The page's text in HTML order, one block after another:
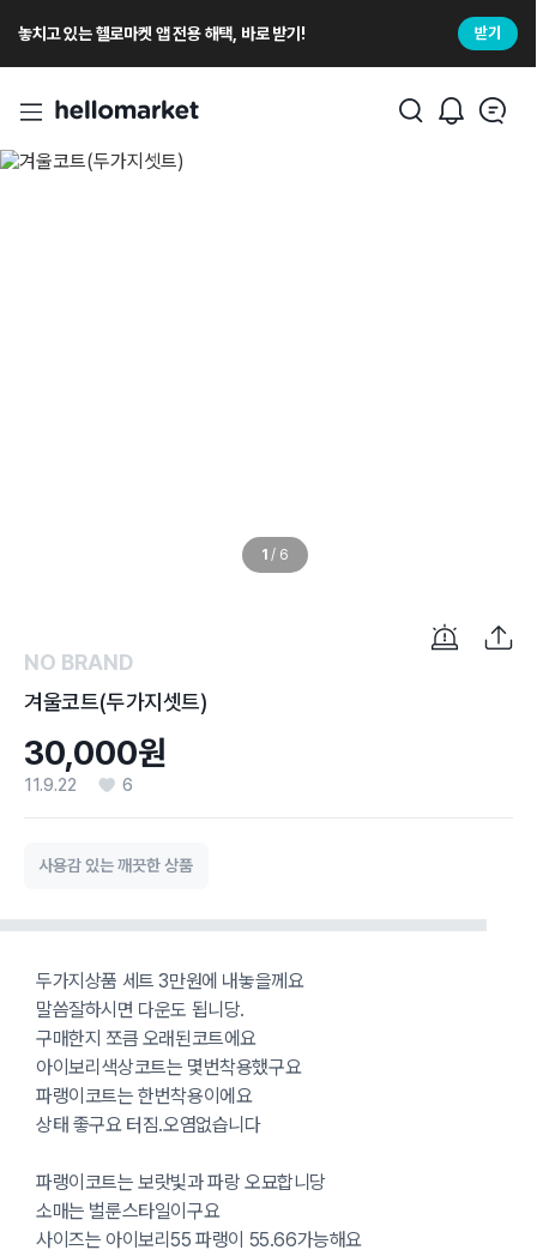
놓치고 있는 헬로마켓 앱 전용 해택, 바로 받기! 받기
1 / 6
NO BRAND
겨울코트(두가지셋트)
30,000원
11.9.22 6
사용감 있는 깨끗한 상품
두가지상품 세트 3만원에 내놓을께요
말씀잘하시면 다운도 됩니당.
구매한지 쪼큼 오래된코트에요
아이보리색상코트는 몇번착용했구요
파랭이코트는 한번착용이에요
상태 좋구요 터짐.오염없습니다
파랭이코트는 보랏빛과 파랑 오묘합니당
소매는 벌룬스타일이구요
사이즈는 아이보리55 파랭이 55.66가능해요